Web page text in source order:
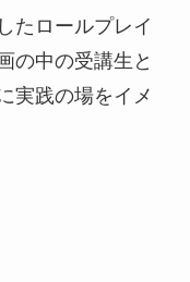
たロールプレイ
の中の受講生と
実践の場をイメ